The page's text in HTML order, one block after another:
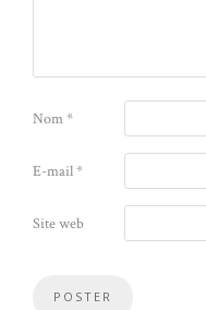
Nom*
E-mail*
Site web